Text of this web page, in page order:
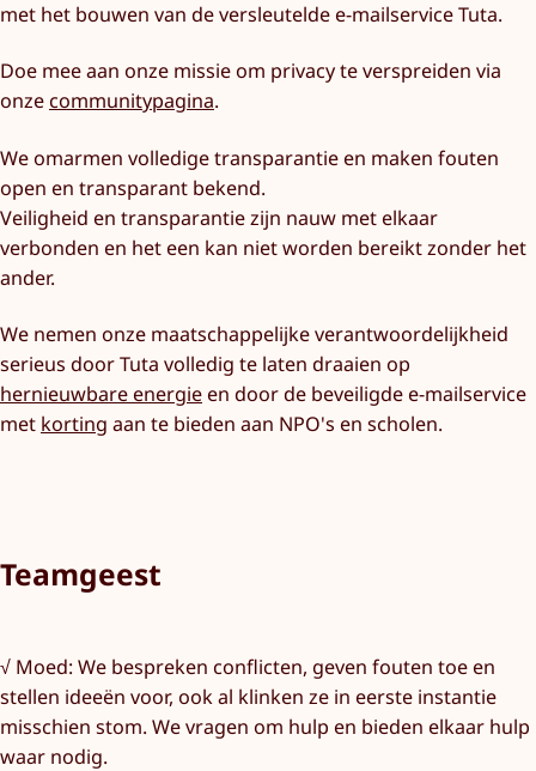
met het bouwen van de versleutelde e-mailservice Tuta.
Doe mee aan onze missie om privacy te verspreiden via
onze communitypagina.
We omarmen volledige transparantie en maken fouten
open en transparant bekend.
Veiligheid en transparantie zijn nauw met elkaar
verbonden en het een kan niet worden bereikt zonder het
ander.
We nemen onze maatschappelijke verantwoordelijkheid
serieus door Tuta volledig te laten draaien op
hernieuwbare energie en door de beveiligde e-mailservice
met korting aan te bieden aan NPO's en scholen.
Teamgeest
√ Moed: We bespreken conflicten, geven fouten toe en
stellen ideeën voor, ook al klinken ze in eerste instantie
misschien stom. We vragen om hulp en bieden elkaar hulp
waar nodig.